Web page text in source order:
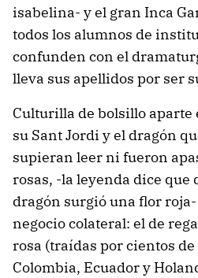
isabelina- y el gran Inca
todos los alumnos de
confunden con el
lleva sus apellidos por ser
Culturilla de bolsillo aparte
su Sant Jordi y el dragón
supieran leer ni fueron
rosas, -la leyenda dice que
dragón surgió una flor roja-
negocio colateral: el de
rosa (traídas por cientos
Colombia, Ecuador y